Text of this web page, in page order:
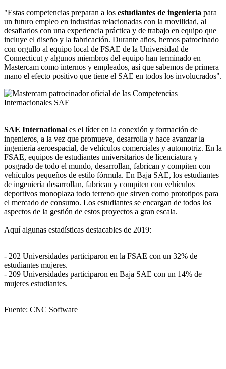
"Estas competencias preparan a los estudiantes de ingeniería para
un futuro empleo en industrias relacionadas con la movilidad, al
desafiarlos con una experiencia práctica y de trabajo en equipo que
incluye el diseño y la fabricación. Durante años, hemos patrocinado
con orgullo al equipo local de FSAE de la Universidad de
Connecticut y algunos miembros del equipo han terminado en
Mastercam como internos y empleados, así que sabemos de primera
mano el efecto positivo que tiene el SAE en todos los involucrados".
SAE International es el líder en la conexión y formación de
ingenieros, a la vez que promueve, desarrolla y hace avanzar la
ingeniería aeroespacial, de vehículos comerciales y automotriz. En la
FSAE, equipos de estudiantes universitarios de licenciatura y
posgrado de todo el mundo, desarrollan, fabrican y compiten con
vehículos pequeños de estilo fórmula. En Baja SAE, los estudiantes
de ingeniería desarrollan, fabrican y compiten con vehículos
deportivos monoplaza todo terreno que sirven como prototipos para
el mercado de consumo. Los estudiantes se encargan de todos los
aspectos de la gestión de estos proyectos a gran escala.
Aquí algunas estadísticas destacables de 2019:
- 202 Universidades participaron en la FSAE con un 32% de
estudiantes mujeres.
- 209 Universidades participaron en Baja SAE con un 14% de
mujeres estudiantes.
Fuente: CNC Software